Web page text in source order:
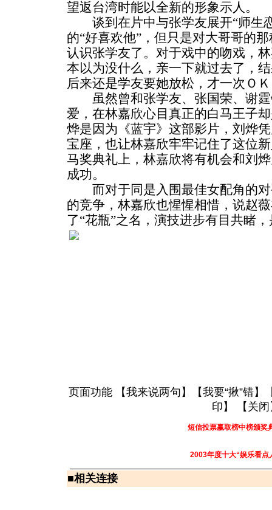
望返台湾时能以全新的形象示人。
谈到在片中与张学友展开“师生
的“好喜欢他”，但只是对大哥哥的
认识张学友了。对于戏中的吻戏，
本以为没什么，亲一下就过去了，
后来还是学友要她放松，才一次Ｏ
虽然曾和张学友、张国荣、谢霆
爱，在林嘉欣心目真正的白马王子
烨是因为《蓝宇》这部影片，刘烨
宝座，也让林嘉欣牢牢记住了这位
马奖典礼上，林嘉欣将有机会和刘
成功。
而对于同是入围最佳女配角的对
的竞争，林嘉欣也惺惺相惜，说赵
了“花瓶”之名，演技进步有目共睹
页面功能 【我来说两句 】【我要“揪”错】
印 】 【 关闭
短信投票赢取榜中榜颁奖
2003年度十大“娱乐看点
■相关连接